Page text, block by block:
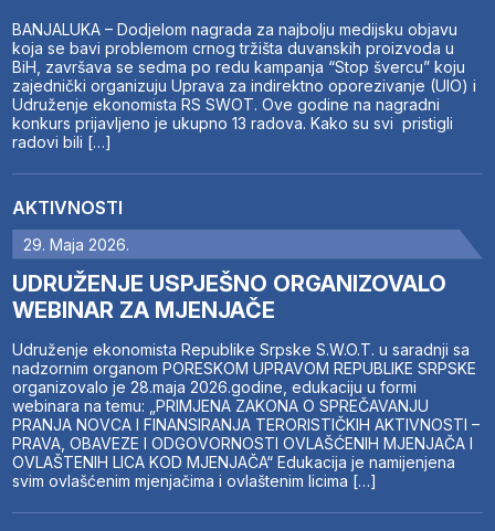
BANJALUKA – Dodjelom nagrada za najbolju medijsku objavu
koja se bavi problemom crnog tržišta duvanskih proizvoda u
BiH, završava se sedma po redu kampanja “Stop švercu” koju
zajednički organizuju Uprava za indirektno oporezivanje (UIO) i
Udruženje ekonomista RS SWOT. Ove godine na nagradni
konkurs prijavljeno je ukupno 13 radova. Kako su svi pristigli
radovi bili […]
AKTIVNOSTI
29. Maja 2026.
UDRUŽENJE USPJEŠNO ORGANIZOVALO
WEBINAR ZA MJENJAČE
Udruženje ekonomista Republike Srpske S.W.O.T. u saradnji sa
nadzornim organom PORESKOM UPRAVOM REPUBLIKE SRPSKE
organizovalo je 28.maja 2026.godine, edukaciju u formi
webinara na temu: „PRIMJENA ZAKONA O SPREČAVANJU
PRANJA NOVCA I FINANSIRANJA TERORISTIČKIH AKTIVNOSTI –
PRAVA, OBAVEZE I ODGOVORNOSTI OVLAŠĆENIH MJENJAČA I
OVLAŠTENIH LICA KOD MJENJAČA“ Edukacija je namijenjena
svim ovlašćenim mjenjačima i ovlaštenim licima […]